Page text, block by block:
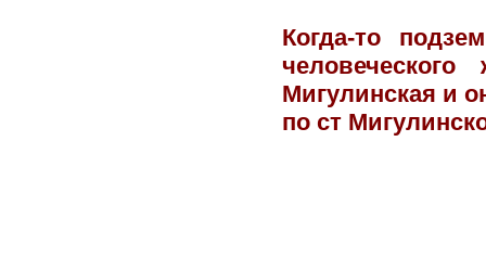
Когда-то
Мигулинская и
по ст